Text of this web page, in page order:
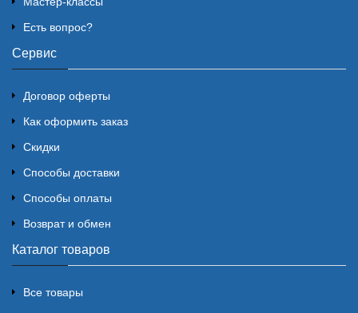
Есть вопрос?
Сервис
Договор оферты
Как оформить заказ
Скидки
Способы доставки
Способы оплаты
Возврат и обмен
Каталог товаров
Все товары